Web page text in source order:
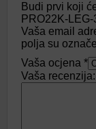
Budi prvi koji
PRO22K-LEG-
Vaša email
polja su
Vaša ocjena *
Vaša recenzija: